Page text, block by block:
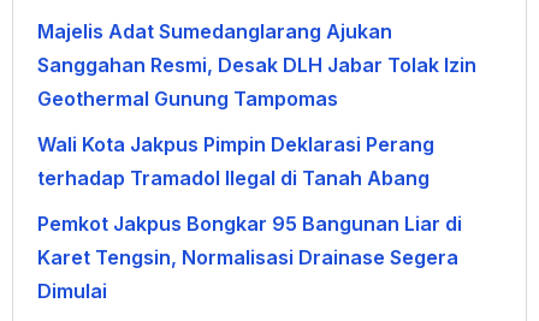
Majelis Adat Sumedanglarang Ajukan
Sanggahan Resmi, Desak DLH Jabar Tolak Izin
Geothermal Gunung Tampomas
Wali Kota Jakpus Pimpin Deklarasi Perang
terhadap Tramadol Ilegal di Tanah Abang
Pemkot Jakpus Bongkar 95 Bangunan Liar di
Karet Tengsin, Normalisasi Drainase Segera
Dimulai